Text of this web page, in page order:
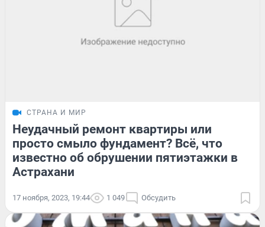
СТРАНА И МИР
Неудачный ремонт квартиры или
просто смыло фундамент? Всё, что
известно об обрушении пятиэтажки в
Астрахани
17 ноября, 2023, 19:44 1 049 Обсудить